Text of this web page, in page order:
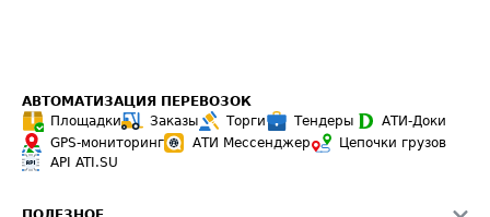
АВТОМАТИЗАЦИЯ ПЕРЕВОЗОК
Площадки
Заказы Торги Тендеры
АТИ-Доки
GPS-мониторинг
АТИ Мессенджер
Цепочки грузов
API ATI.SU